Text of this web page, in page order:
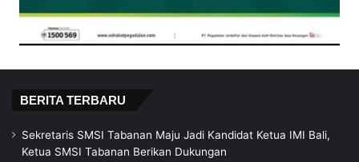
BERITA TERBARU
Sekretaris SMSI Tabanan Maju Jadi Kandidat Ketua IMI Bali,
Ketua SMSI Tabanan Berikan Dukungan